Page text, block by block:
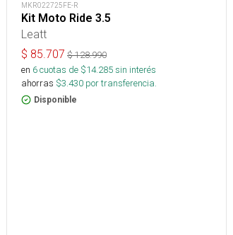
MKR022725FE-R
Kit Moto Ride 3.5
Leatt
$ 85.707 $128.990
en 6cuotas de $14.285sin interés
ahorras $3.430 por transferencia.
Disponible